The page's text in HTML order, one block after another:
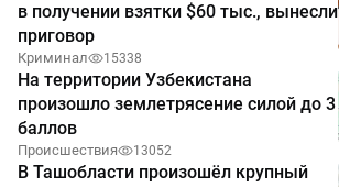
в получении взятки $60 тыс., вынесли
приговор
Криминал 15338
На территории Узбекистана
произошло землетрясение силой до 3
баллов
Происшествия 13052
В Ташобласти произошёл крупный